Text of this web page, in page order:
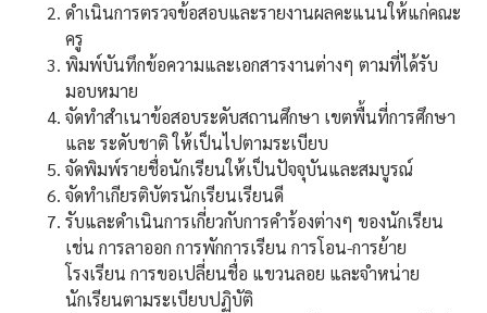
ดำเนินการตรวจข้อสอบและรายงานผลคะแนนให้แก่คณะ
ครู
พิมพ์บันทึกข้อความและเอกสารงานต่างๆ ตามที่ได้รับ
มอบหมาย
จัดทำสำเนาข้อสอบระดับสถานศึกษา เขตพื้นที่การศึกษา
และ ระดับชาติ ให้เป็นไปตามระเบียบ
จัดพิมพ์รายชื่อนักเรียนให้เป็นปัจจุบันและสมบูรณ์
จัดทำเกียรติบัตรนักเรียนเรียนดี
รับและดำเนินการเกี่ยวกับการคำร้องต่างๆ ของนักเรียน
เช่น การลาออก การพักการเรียน การโอน-การย้าย
โรงเรียน การขอเปลี่ยนชื่อ แขวนลอย และจำหน่าย
นักเรียนตามระเบียบปฏิบัติ